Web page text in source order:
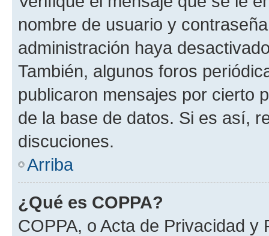
nombre de usuario y
administración haya
También, algunos foros
publicaron mensajes por cierto
de la base de datos. Si es así,
discuciones.
Arriba
¿Qué es COPPA?
COPPA, o Acta de Privacidad